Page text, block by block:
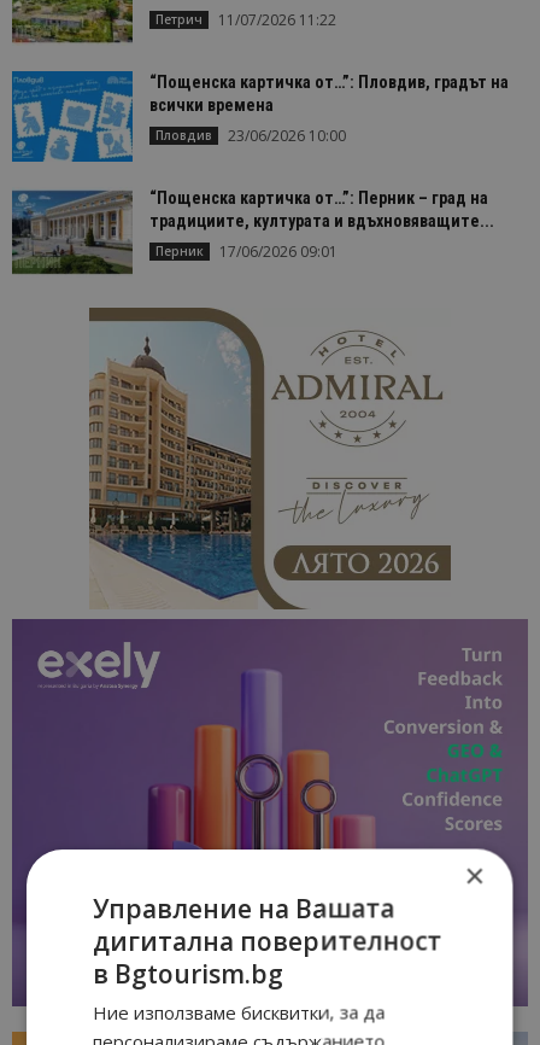
Петрич 11/07/2026 11:22
“Пощенска картичка от…”: Пловдив, градът на
всички времена
Пловдив 23/06/2026 10:00
“Пощенска картичка от…”: Перник – град на
традициите, културата и вдъхновяващите...
Перник 17/06/2026 09:01
×
Управление на Вашата
дигитална поверителност
в Bgtourism.bg
Ние използваме бисквитки, за да